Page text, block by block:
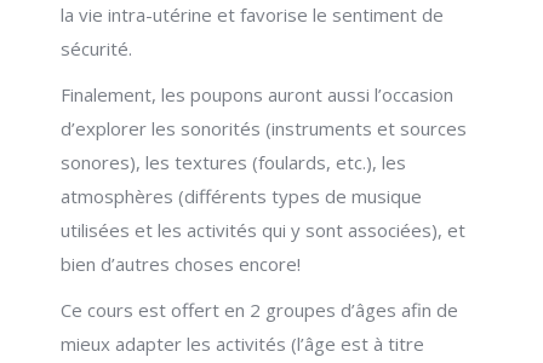
la vie intra-utérine et favorise le sentiment de
sécurité.
Finalement, les poupons auront aussi l’occasion
d’explorer les sonorités (instruments et sources
sonores), les textures (foulards, etc.), les
atmosphères (différents types de musique
utilisées et les activités qui y sont associées), et
bien d’autres choses encore!
Ce cours est offert en 2 groupes d’âges afin de
mieux adapter les activités (l’âge est à titre